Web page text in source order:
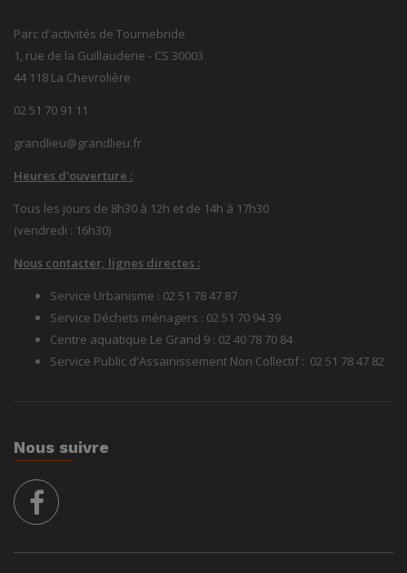
Parc d'activités de Tournebride
1, rue de la Guillauderie - CS 30003
44 118 La Chevrolière
02 51 70 91 11
grandlieu@grandlieu.fr
Heures d'ouverture :
Tous les jours de 8h30 à 12h et de 14h à 17h30
(vendredi : 16h30)
Nous contacter, lignes directes :
Service Urbanisme : 02 51 78 47 87
Service Déchets ménagers : 02 51 70 94 39
Centre aquatique Le Grand 9 : 02 40 78 70 84
Service Public d'Assainissement Non Collectif : 02 51 7847 82
Nous suivre